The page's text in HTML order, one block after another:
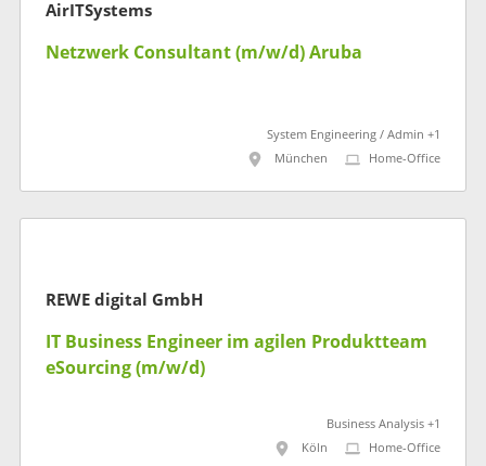
AirITSystems
Netzwerk Consultant (m/w/d) Aruba
System Engineering / Admin +1
München
Home-Office
REWE digital GmbH
IT Business Engineer im agilen Produktteam
eSourcing (m/w/d)
Business Analysis +1
Köln
Home-Office